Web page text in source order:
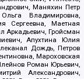
Маняхин Петр
Владимировна,
Сергеевна, Маетная
Аркадьевич, Гройсман
Апухтина Юлия
Дождь, Петров
Мароховская
Роман Юрьевич,
Александрович,